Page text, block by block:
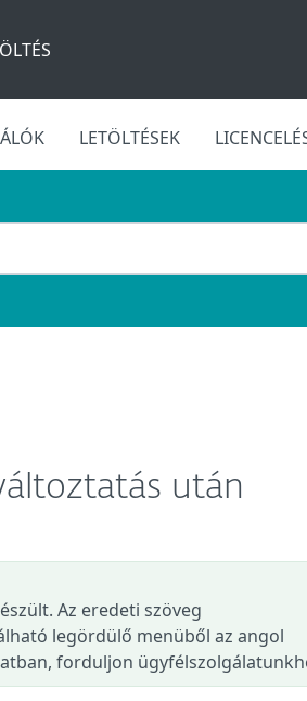
LETÖLTÉSEK
után
Az eredeti szöveg
legördülő menüből az angol
forduljon